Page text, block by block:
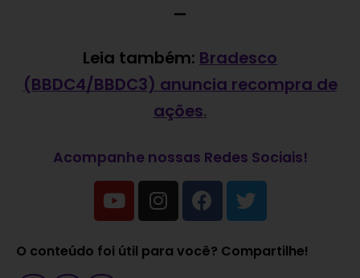
—
Leia também: Bradesco
(BBDC4/BBDC3) anuncia recompra de
ações.
Acompanhe nossas Redes Sociais!
O conteúdo foi útil para você? Compartilhe!